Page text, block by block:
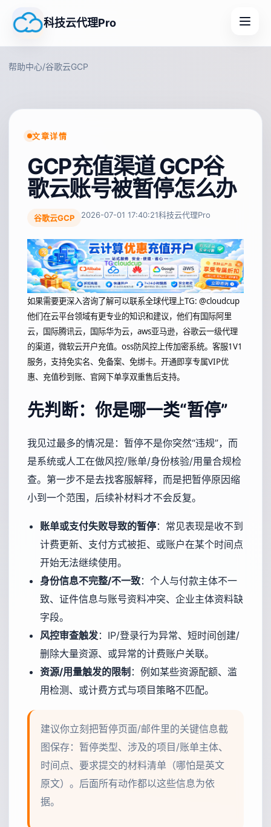
科技云代理Pro
帮助中心/谷歌云GCP
文章详情
GCP充值渠道 GCP谷
歌云账号被暂停怎么办
谷歌云GCP 2026-07-01 17:40:21科技云代理Pro
如果需要更深入咨询了解可以联系全球代理上TG: @cloudcup
他们在云平台领域有更专业的知识和建议，他们有国际阿里
云，国际腾讯云，国际华为云，aws亚马逊，谷歌云一级代理
的渠道，微软云开户充值。oss防风控上传加密系统。客服1V1
服务，支持免实名、免备案、免绑卡。开通即享专属VIP优
惠、充值秒到账、官网下单享双重售后支持。
先判断：你是哪一类“暂停”
我见过最多的情况是：暂停不是你突然“违规”，而
是系统或人工在做风控/账单/身份核验/用量合规检
查。第一步不是去找客服解释，而是把暂停原因缩
小到一个范围，后续补材料才不会反复。
账单或支付失败导致的暂停：常见表现是收不到
计费更新、支付方式被拒、或账户在某个时间点
开始无法继续使用。
身份信息不完整/不一致：个人与付款主体不一
致、证件信息与账号资料冲突、企业主体资料缺
字段。
风控审查触发：IP/登录行为异常、短时间创建/
删除大量资源、或异常的计费账户关联。
资源/用量触发的限制 ：例如某些资源配额、滥
用检测、或计费方式与项目策略不匹配。
建议你立刻把暂停页面/邮件里的关键信息截
图保存：暂停类型、涉及的项目/账单主体、
时间点、要求提交的材料清单（哪怕是英文
原文）。后面所有动作都以这些信息为依
据。